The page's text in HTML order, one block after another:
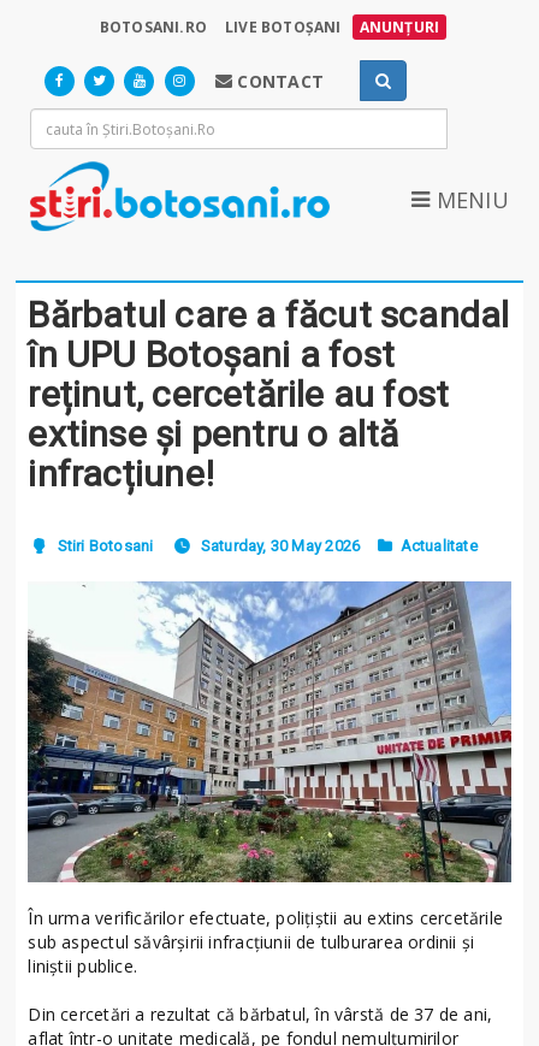
BOTOSANI.RO LIVE BOTOȘANI ANUNȚURI
CONTACT
MENIU
Bărbatul care a făcut scandal
în UPU Botoșani a fost
reținut, cercetările au fost
extinse și pentru o altă
infracțiune!
Stiri Botosani Saturday, 30 May 2026 Actualitate
În urma verificărilor efectuate, polițiștii au extins cercetările
sub aspectul săvârșirii infracțiunii de tulburarea ordinii și
liniștii publice.
Din cercetări a rezultat că bărbatul, în vârstă de 37 de ani,
aflat într-o unitate medicală, pe fondul nemulțumirilor